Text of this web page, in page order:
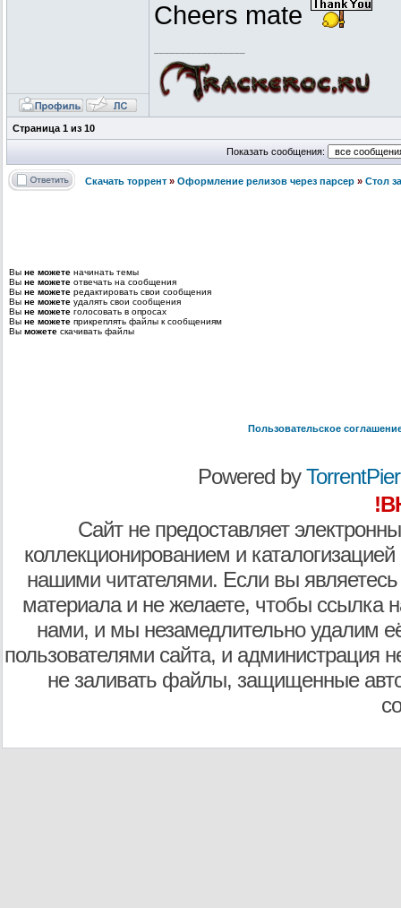
Cheers mate
Страница 1 из 10
Показать сообщения:
Скачать торрент » Оформление релизов через парсер » Стол
Вы не можете начинать темы
Вы не можете отвечать на сообщения
Вы не можете редактировать свои сообщения
Вы не можете удалять свои сообщения
Вы не можете голосовать в опросах
Вы не можете прикреплять файлы к сообщениям
Вы можете скачивать файлы
Пользовательское
Powered by
Сайт не предоставляет
коллекционированием и
нашими читателями. Если вы являетесь
материала и не желаете, чтобы ссылка
нами, и мы незамедлительно удалим
пользователями сайта, и администрация
не заливать файлы, защищенные